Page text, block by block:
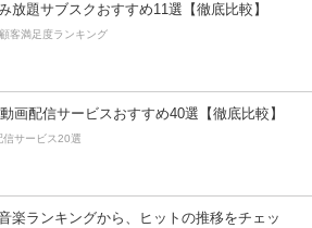
放題サブスクおすすめ11選【徹底比較】
客満足度ランキング
画配信サービスおすすめ40選【徹底比較】
信サービス20選
楽ランキングから、ヒットの推移をチェッ